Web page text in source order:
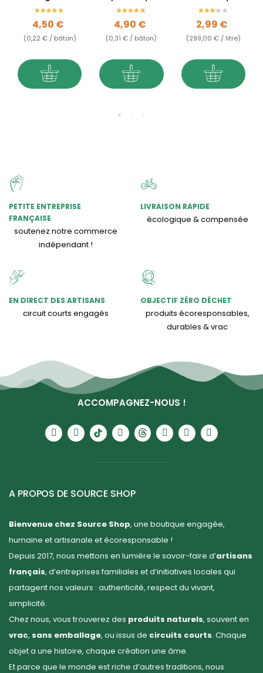
Elément bois
Prix
4,50 €
(0,22 € / bâton)
1er chakra -
santal rouge,
patchouli &
jasmin -...
Prix
4,90 €
(0,31 € / bâton)
Bois de Santal
Prix
2,99 €
(299,00 € / litre)
PETITE ENTREPRISE
FRANÇAISE
soutenez notre commerce
indépendant !
LIVRAISON RAPIDE
écologique & compensée
EN DIRECT DES ARTISANS
circuit courts engagés
OBJECTIF ZÉRO DÉCHET
produits écoresponsables,
durables & vrac
ACCOMPAGNEZ-NOUS !
A PROPOS DE SOURCE SHOP
Bienvenue chez Source Shop, une boutique engagée,
humaine et artisanale et écoresponsable !
Depuis 2017, nous mettons en lumière le savoir-faire d’artisans
français, d’entreprises familiales et d’initiatives locales qui
partagent nos valeurs : authenticité, respect du vivant,
simplicité.
Chez nous, vous trouverez des produits naturels, souvent en
vrac, sans emballage, ou issus de circuits courts. Chaque
objet a une histoire, chaque création une âme.
Et parce que le monde est riche d’autres traditions, nous